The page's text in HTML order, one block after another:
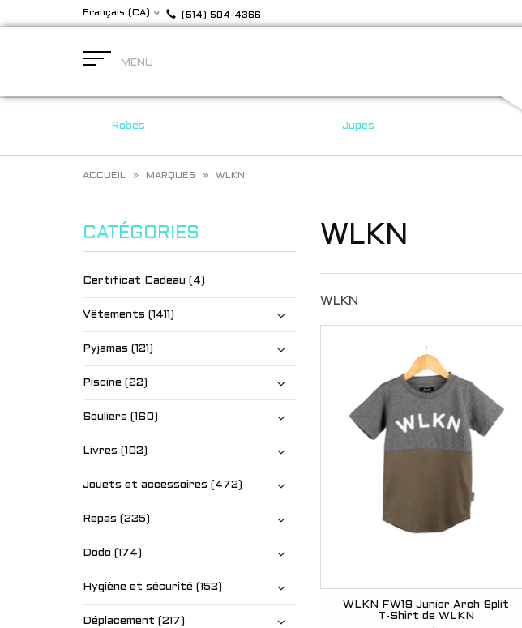
Français (CA) (514) 504-4366
MENU
Robes Jupes
ACCUEIL MARQUES WLKN
CATÉGORIES
Certificat Cadeau (4)
Vêtements (1411)
Pyjamas (121)
Piscine (22)
Souliers (160)
Livres (102)
Jouets et accessoires (472)
Repas (225)
Dodo (174)
Hygiène et sécurité (152)
Déplacement (217)
WLKN
WLKN
WLKN FW19 Junior Arch Split
T-Shirt de WLKN